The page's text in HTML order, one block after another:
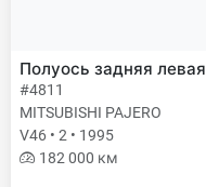
Полуось задняя левая
#4811
MITSUBISHI PAJERO
V46 • 2 • 1995
182 000 км